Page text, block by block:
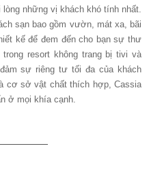
những vị khách khó tính nhất.
sạn bao gồm vườn, mát xa, bãi
kế để đem đến cho bạn sự thư
resort không trang bị tivi và
sự riêng tư tối đa của khách
cơ sở vật chất thích hợp, Cassia
ở mọi khía cạnh.